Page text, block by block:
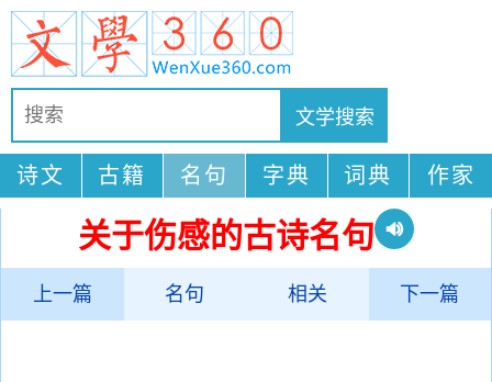
诗文 古籍 名句 字典 词典 作家
关于伤感的古诗名句
上一篇 名句 相关 下一篇